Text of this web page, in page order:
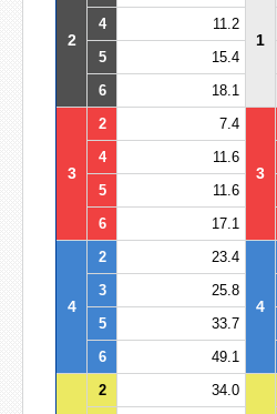
2 1
4
11.2
5
15.4
6
18.1
3
2 7.4
3
4
11.6
5
11.6
6
17.1
4
2 23.4
4
3
25.8
5
33.7
6
49.1
2 34.0